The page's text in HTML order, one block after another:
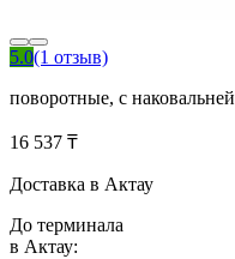
5.0(1 отзыв)
поворотные, с наковальней
16 537 ₸
Доставка в Актау
До терминала
в Актау: